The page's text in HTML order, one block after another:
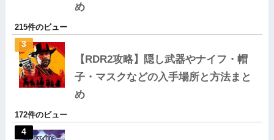
め
215件のビュー
【RDR2攻略】隠し武器やナイフ・帽
子・マスクなどの入手場所と方法まと
め
172件のビュー